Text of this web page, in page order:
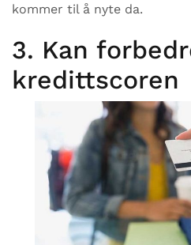
kommer til å nyte da.
3. Kan
kredittscoren